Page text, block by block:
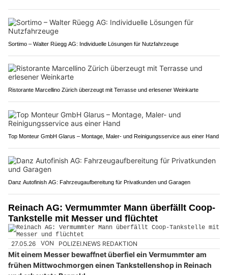
Sortimo – Walter Rüegg AG: Individuelle Lösungen für Nutzfahrzeuge
Ristorante Marcellino Zürich überzeugt mit Terrasse und erlesener Weinkarte
Top Monteur GmbH Glarus – Montage, Maler- und Reinigungsservice aus einer Hand
Danz Autofinish AG: Fahrzeugaufbereitung für Privatkunden und Garagen
Reinach AG: Vermummter Mann überfällt Coop-
Tankstelle mit Messer und flüchtet
27.05.26 VON POLIZEI.NEWS REDAKTION
Mit einem Messer bewaffnet überfiel ein Vermummter am
frühen Mittwochmorgen einen Tankstellenshop in Reinach